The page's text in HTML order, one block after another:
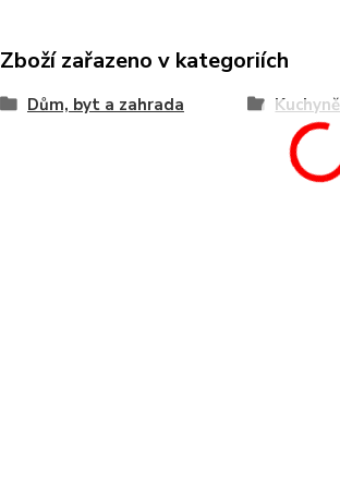
Zboží zařazeno v kategoriích
Dům, byt a zahrada Kuchyně